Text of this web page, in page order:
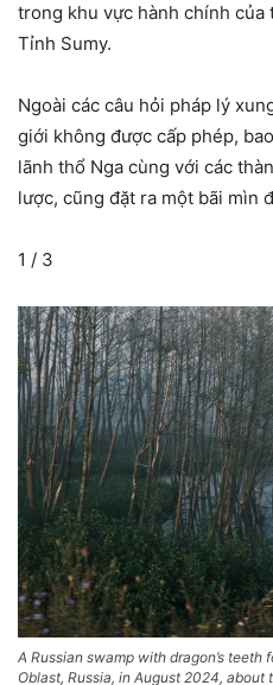
trong khu vực hành chính
Tỉnh Sumy.
Ngoài các câu hỏi pháp lý
giới không được cấp phép,
lãnh thổ Nga cùng với các
lược, cũng đặt ra một bãi mìn
1 / 3
A Russian swamp with dragon’s
Oblast, Russia, in August 2024,